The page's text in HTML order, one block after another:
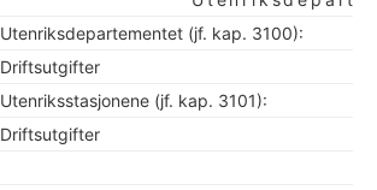
Utenriksdepartementet (jf. kap. 3100):
Driftsutgifter
Utenriksstasjonene (jf. kap. 3101):
Driftsutgifter